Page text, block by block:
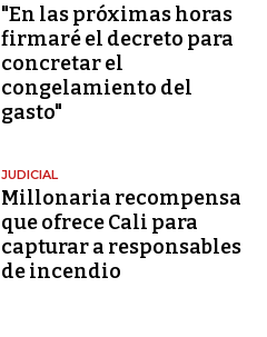
"En las próximas horas
firmaré el decreto para
concretar el
congelamiento del
gasto"
JUDICIAL
Millonaria recompensa
que ofrece Cali para
capturar a responsables
de incendio